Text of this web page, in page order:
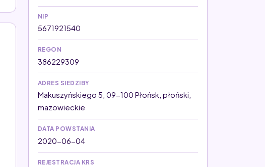
NIP
5671921540
REGON
386229309
ADRES SIEDZIBY
Makuszyńskiego 5, 09-100 Płońsk, płoński,
mazowieckie
DATA POWSTANIA
2020-06-04
REJESTRACJA KRS